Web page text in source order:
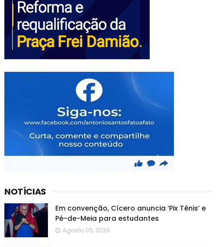
NOTÍCIAS
Em convenção, Cícero anuncia ‘Pix Tênis’ e
Pé-de-Meia para estudantes
Agosto 05, 2026